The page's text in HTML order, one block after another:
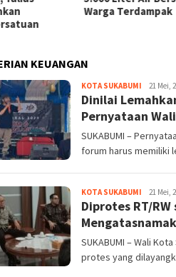
Warga Terdampak
KEUANGAN
KOTA SUKABUMI redaktur
21 Mei,
Dinilai
Pernyataan
SUKABUMI –
forum harus memiliki
KOTA SUKABUMI redaktur
21 Mei,
Diprotes RT/
SUKABUMI – Wali
protes yang